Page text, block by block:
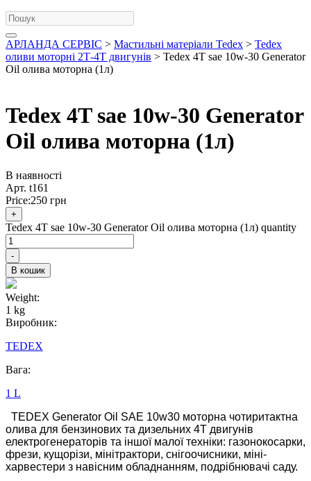
АРЛАНДА СЕРВІС > Мастильні матеріали Tedex > Tedex
оливи моторні 2Т-4Т двигунів > Tedex 4T sae 10w-30 Generator
Oil олива моторна (1л)
Tedex 4T sae 10w-30 Generator
Oil олива моторна (1л)
В наявності
Арт. t161
Price:250 грн
+
Tedex 4T sae 10w-30 Generator Oil олива моторна (1л) quantity
-
В кошик
Weight:
1 kg
Виробник:
TEDEX
Вага:
1 L
TEDEX Generator Oil SAE 10w30 моторна чотиритактна
олива для бензинових та дизельних 4Т двигунів
електрогенераторів та іншої малої техніки: газонокосарки,
фрези, кущорізи, мінітрактори, снігоочисники, міні-
харвестери з навісним обладнанням, подрібнювачі саду.